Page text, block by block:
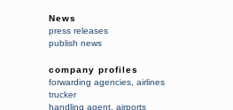
News
press releases
publish news
company profiles
forwarding agencies airlines
trucker
handling agent airports